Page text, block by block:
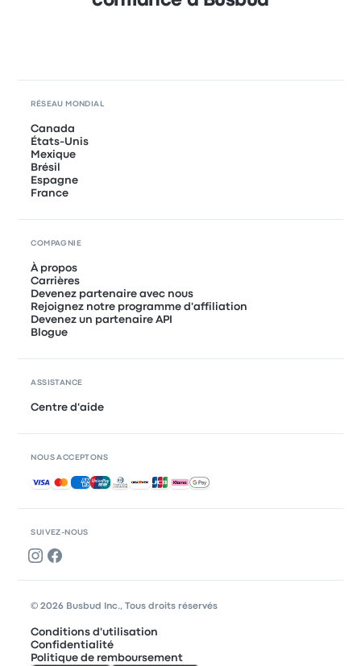
SUIVEZ-NOUS
RÉSEAU MONDIAL
Canada
États-Unis
Mexique
Brésil
Espagne
France
COMPAGNIE
À propos
Carrières
Devenez partenaire avec nous
Rejoignez notre programme d'affiliation
Devenez un partenaire API
Blogue
ASSISTANCE
Centre d'aide
NOUS ACCEPTONS
Paiements acceptés
© 2026 Busbud Inc., Tous droits réservés
Conditions d'utilisation
Confidentialité
Politique de remboursement